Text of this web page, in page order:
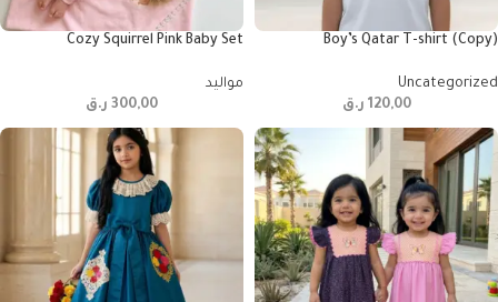
Boy’s Qatar T-shirt (Copy)
Uncategorized
120,00 ر.ق
Cozy Squirrel Pink Baby Set
مواليد
300,00 ر.ق